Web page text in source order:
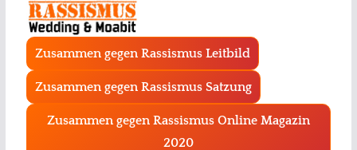
Zusammen gegen Rassismus Leitbild
Zusammen gegen Rassismus Satzung
Zusammen gegen Rassismus Online Magazin
2020